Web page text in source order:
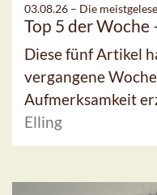
03.08.26 – Die
Top 5 der
Diese fünf Artikel
vergangene
Aufmerksamkeit
Elling